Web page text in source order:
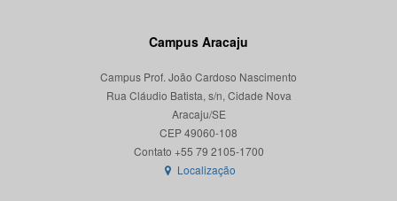
Campus Aracaju
Campus Prof. João Cardoso Nascimento
Rua Cláudio Batista, s/n, Cidade Nova
Aracaju/SE
CEP 49060-108
Localização